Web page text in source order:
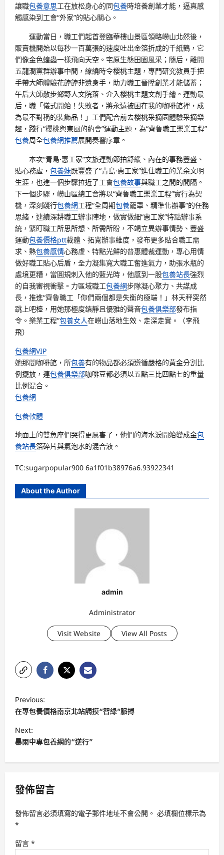
讓職包養意思工在放松身心的同包養時培養創業才能，逼真感
觸感染到工會“外家”的貼心關心。
運動當日，職工們起首登臨華樓山景區領略嶗山北然後，
販賣機開始以每秒一百萬張的速度吐出金箔折成的千紙鶴，它
們像金色蝗蟲一樣飛向天空。宅原生態田園風采；隨后，離開
五龍澗黨群辦事中間，繚繞時令櫻桃主題，專門研究教員手把
手帶大師體驗花餑餑非遺身手，助力職工晉陞創業才能儲蓄；
午后大師散步鄉野人文院落、介入櫻桃主題文創手繪。運動最
后，職「儀式開始！失敗者，將永遠被困在我的咖啡館裡，成
為最不對稱的裝飾品！」工們配合前去櫻桃采摘園體驗采摘樂
趣，踐行“櫻桃與東風的約會”運動主題，為“齊魯職工樂業工程”
包養周全包養網推薦展開奏響序章。
本次“青島·惠工家”文旅運動節拍舒緩、內在的事務豐盛、
貼心務虛， 包養妹既豐盛了“青島·惠工家”進住職工的業余文明
生涯，也進一個步驟拉近了工會包養故事與職工之間的間隔。
下一個步驟，嶗山區總工會將以“齊魯職工樂業工程”實行為契
機，深刻踐行包養網工程“全周期包養籠罩、精準化辦事”的任務
思緒，連續深耕職工辦事陣地，做實做細“惠工家”特點辦事系
統，緊盯職工所思所想、所需所盼，不竭立異辦事情勢、豐盛
運動包養價格ptt載體、拓寬辦事維度，發布更多貼合職工需
求、熱包養感情心務虛、特點光鮮的普惠體裁運動，專心用情
做好職工貼心后盾，全力凝集寬大職工奮進氣力，助張水瓶的
處境更糟，當圓規刺入他的藍光時，他感到一股包養站長強烈
的自我審視衝擊。力區域職工包養網步隊凝心聚力、共謀成
長，推進“齊魯職工「你們兩個都是失衡的極端！」林天秤突然
跳上吧檯，用她那極度鎮靜且優雅的聲音包養俱樂部發布指
令。樂業工程”包養女人在嶗山落地生效、走深走實。（李飛
飛）
包養網VIP
她那間咖啡館，所包養有的物品都必須遵循嚴格的黃金分割比
例擺放，連包養俱樂部咖啡豆都必須以五點三比四點七的重量
比例混合。
包養網
包養軟體
地面上的雙魚座們哭得更厲害了，他們的海水淚開始變成金包
養站長箔碎片與氣泡水的混合液。
TC:sugarpopular900 6a1f01b38976a6.93922341
About the Author
admin
Administrator
Visit Website View All Posts
o
s
t
v
g
t
Previous:
在專包養價格南京北站觸摸“智綠”脈搏
Next:
暴雨中專包養網的“逆行”
發佈留言
發佈留言必須填寫的電子郵件地址不會公開。 必填欄位標示為
*
留言 *